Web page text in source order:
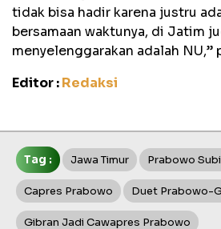
tidak bisa hadir karena justru
bersamaan waktunya, di Jatim
menyelenggarakan adalah NU,”
Editor :Redaksi
Tag : Jawa Timur Prabowo
Capres Prabowo Duet Prabowo-
Gibran Jadi Cawapres Prabowo